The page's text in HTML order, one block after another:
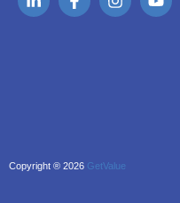
Copyright ® 2026 GetValue